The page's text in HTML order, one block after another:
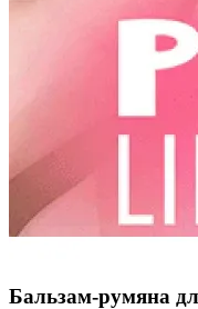
Бальзам-румяна